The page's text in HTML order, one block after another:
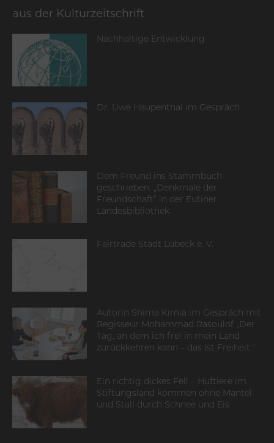
aus der Kulturzeitschrift
Nachhaltige Entwicklung
Dr. Uwe Haupenthal im Gespräch
Dem Freund ins Stammbuch
geschrieben. „Denkmale der
Freundschaft“ in der Eutiner
Landesbibliothek
Fairtrade Stadt Lübeck e. V.
Autorin Shima Kimia im Gespräch mit
Regisseur Mohammad Rasoulof „Der
Tag, an dem ich frei in mein Land
zurückkehren kann – das ist Freiheit.“
Ein richtig dickes Fell – Huftiere im
Stiftungsland kommen ohne Mantel
und Stall durch Schnee und Eis